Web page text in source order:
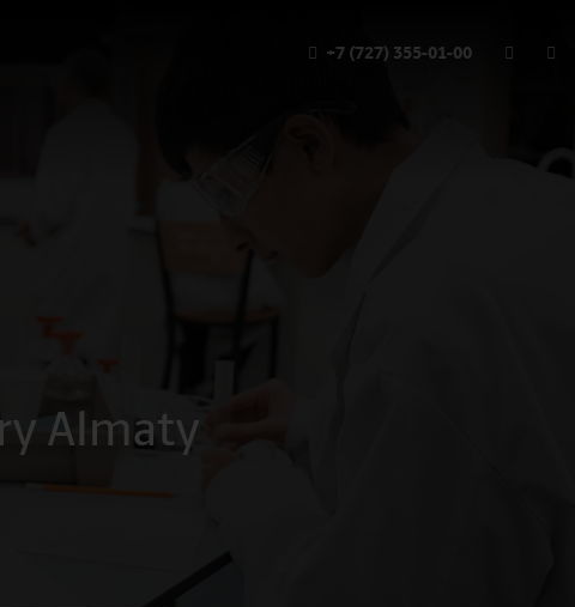
+7 (727) 355-01-00
Almaty